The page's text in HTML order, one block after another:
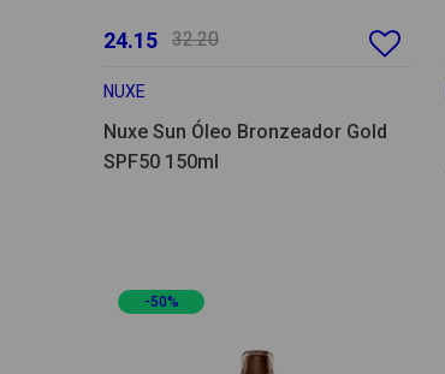
24.15 32.20
NUXE
Nuxe Sun Óleo Bronzeador Gold
SPF50 150ml
-50%